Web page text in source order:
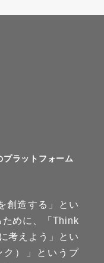
ラットフォーム
創造する」とい
ために、「Think
考えよう」とい
ク）」というプ